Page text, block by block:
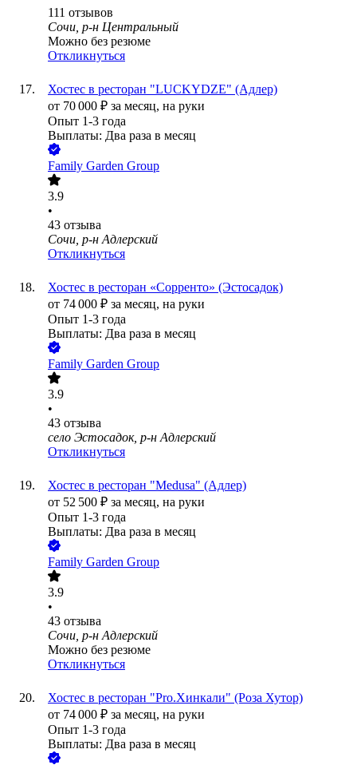
111 отзывов
Сочи, р-н Центральный
Можно без резюме
Откликнуться
Хостес в ресторан "LUCKYDZE" (Адлер)
от 70 000 ₽ за месяц, на руки
Опыт 1-3 года
Выплаты: Два раза в месяц
Family Garden Group
3.9
•
43 отзыва
Сочи, р-н Адлерский
Откликнуться
Хостес в ресторан «Сорренто» (Эстосадок)
от 74 000 ₽ за месяц, на руки
Опыт 1-3 года
Выплаты: Два раза в месяц
Family Garden Group
3.9
•
43 отзыва
село Эстосадок, р-н Адлерский
Откликнуться
Хостес в ресторан "Medusa" (Адлер)
от 52 500 ₽ за месяц, на руки
Опыт 1-3 года
Выплаты: Два раза в месяц
Family Garden Group
3.9
•
43 отзыва
Сочи, р-н Адлерский
Можно без резюме
Откликнуться
Хостес в ресторан "Pro.Хинкали" (Роза Хутор)
от 74 000 ₽ за месяц, на руки
Опыт 1-3 года
Выплаты: Два раза в месяц